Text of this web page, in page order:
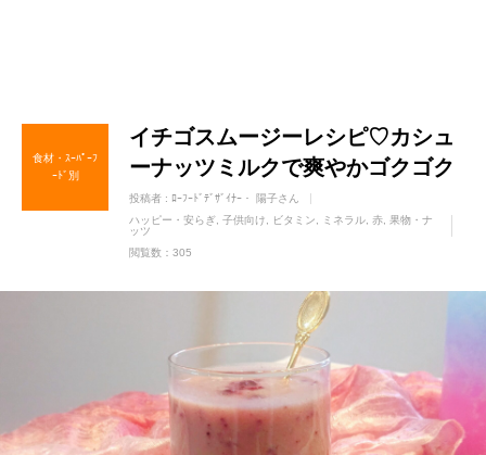
食材・ｽｰﾊﾟｰﾌ
ｰﾄﾞ別
イチゴスムージーレシピ♡カシュ
ーナッツミルクで爽やかゴクゴク
投稿者 : ﾛｰﾌｰﾄﾞﾃﾞｻﾞｲﾅｰ・ 陽子さん
ハッピー・安らぎ 子供向け ビタミン ミネラル 赤 果物・ナ
ッツ
閲覧数：305